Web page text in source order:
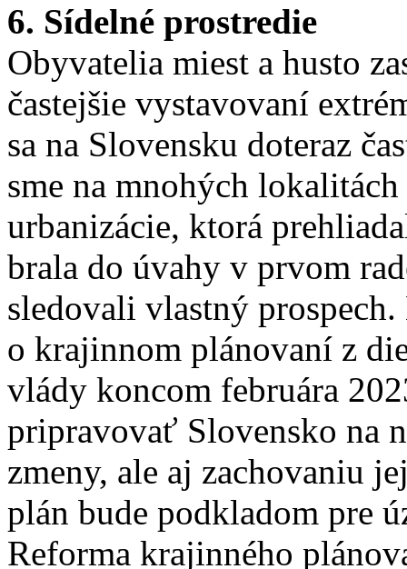
6. Sídelné prostredie
Obyvatelia miest a husto
častejšie vystavovaní
sa na Slovensku doteraz
sme na mnohých
urbanizácie, ktorá
brala do úvahy v prvom
sledovali vlastný
o krajinnom plánovaní z
vlády koncom februára
pripravovať Slovensko na
zmeny, ale aj zachovaniu
plán bude podkladom pre
Reforma krajinného